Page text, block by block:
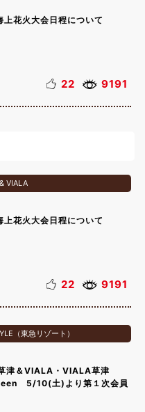
花火大会日程について
22 9191
VIALA
花火大会日程について
22 9191
（東急リゾート）
草津＆VIALA・VIALA草津
5/10(土)より第１次会員